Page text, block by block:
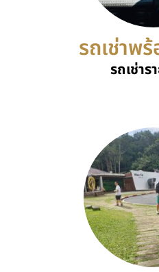
รถเช่าพ
รถเช่าร